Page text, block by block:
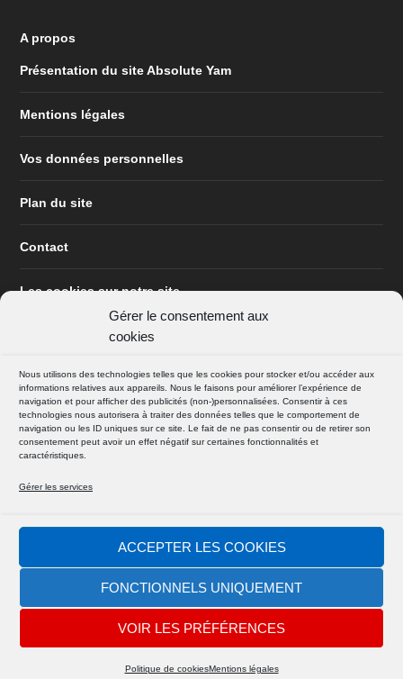
Gérer le consentement aux
cookies
Nous utilisons des technologies telles que les cookies pour stocker et/ou accéder aux
informations relatives aux appareils. Nous le faisons pour améliorer l’expérience de
navigation et pour afficher des publicités (non-)personnalisées. Consentir à ces
technologies nous autorisera à traiter des données telles que le comportement de
navigation ou les ID uniques sur ce site. Le fait de ne pas consentir ou de retirer son
consentement peut avoir un effet négatif sur certaines fonctionnalités et
caractéristiques.
Gérer les services
ACCEPTER LES COOKIES
FONCTIONNELS UNIQUEMENT
VOIR LES PRÉFÉRENCES
Politique de cookiesMentions légales
A propos
Présentation du site Absolute Yam
Mentions légales
Vos données personnelles
Plan du site
Contact
Les cookies sur notre site
SUIVEZ NOUS
FACEBOOK
INSTAGRAM